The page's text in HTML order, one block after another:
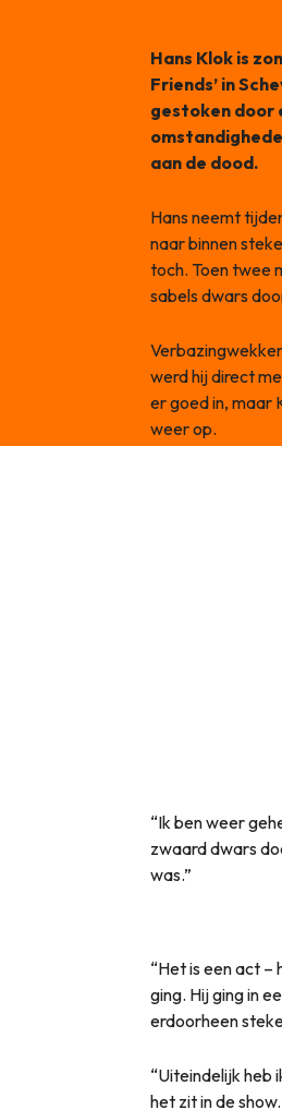
Hans Klok is
Friends’ in
gestoken door
aan de dood.
Hans neemt
naar binnen
toch. Toen twee
sabels dwars
werd hij direct
er goed in, maar
weer op.
“Ik ben weer
zwaard dwars
was.”
“Het is een act –
ging. Hij ging in
erdoorheen
“Uiteindelijk heb
het zit in de